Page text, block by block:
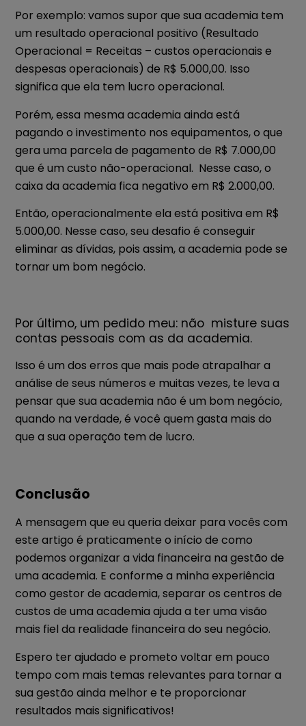
Por exemplo: vamos supor que sua academia tem
um resultado operacional positivo (Resultado
Operacional = Receitas – custos operacionais e
despesas operacionais) de R$ 5.000,00. Isso
significa que ela tem lucro operacional.
Porém, essa mesma academia ainda está
pagando o investimento nos equipamentos, o que
gera uma parcela de pagamento de R$ 7.000,00
que é um custo não-operacional. Nesse caso, o
caixa da academia fica negativo em R$ 2.000,00.
Então, operacionalmente ela está positiva em R$
5.000,00. Nesse caso, seu desafio é conseguir
eliminar as dívidas, pois assim, a academia pode se
tornar um bom negócio.
Por último, um pedido meu: não misture suas
contas pessoais com as da academia.
Isso é um dos erros que mais pode atrapalhar a
análise de seus números e muitas vezes, te leva a
pensar que sua academia não é um bom negócio,
quando na verdade, é você quem gasta mais do
que a sua operação tem de lucro.
Conclusão
A mensagem que eu queria deixar para vocês com
este artigo é praticamente o início de como
podemos organizar a vida financeira na gestão de
uma academia. E conforme a minha experiência
como gestor de academia, separar os centros de
custos de uma academia ajuda a ter uma visão
mais fiel da realidade financeira do seu negócio.
Espero ter ajudado e prometo voltar em pouco
tempo com mais temas relevantes para tornar a
sua gestão ainda melhor e te proporcionar
resultados mais significativos!